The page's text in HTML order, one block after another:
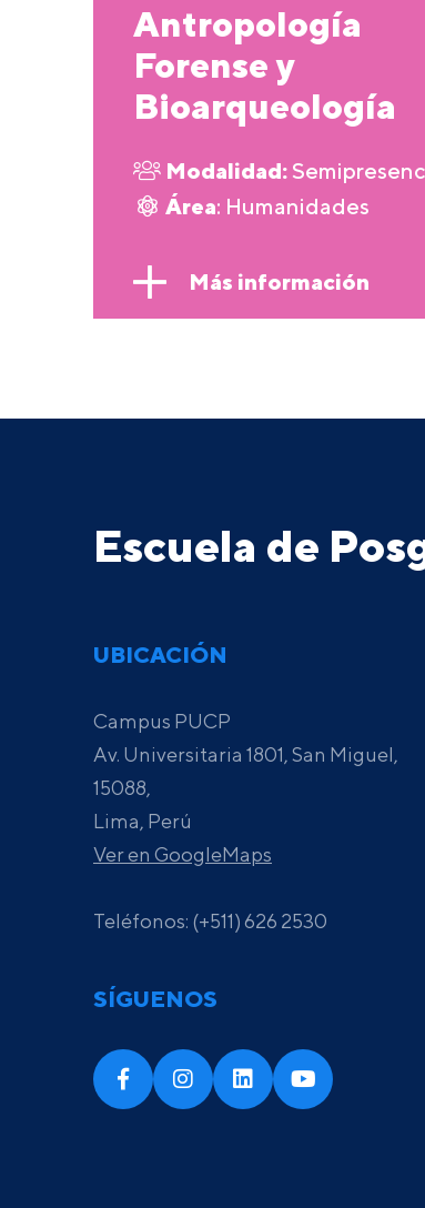
Antropología
Forense y
Bioarqueología
Modalidad:
Área: Humanidades
Más información
Escuela de
UBICACIÓN
Campus PUCP
Av. Universitaria 1801, San Miguel,
15088,
Lima, Perú
Ver en GoogleMaps
Teléfonos: (+511) 626 2530
SÍGUENOS